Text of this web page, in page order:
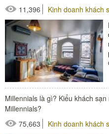
11,396
Kinh doanh khách
Millennials là gì? Kiểu khách
Millennials?
75,663
Kinh doanh khách